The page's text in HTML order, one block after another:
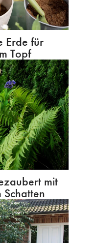
Erde für
Topf
mit
Schatten